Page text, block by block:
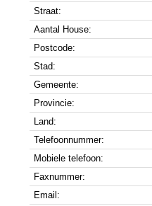
Straat:
Aantal House:
Postcode:
Stad:
Gemeente:
Provincie:
Land:
Telefoonnummer:
Mobiele telefoon:
Faxnummer:
Email: